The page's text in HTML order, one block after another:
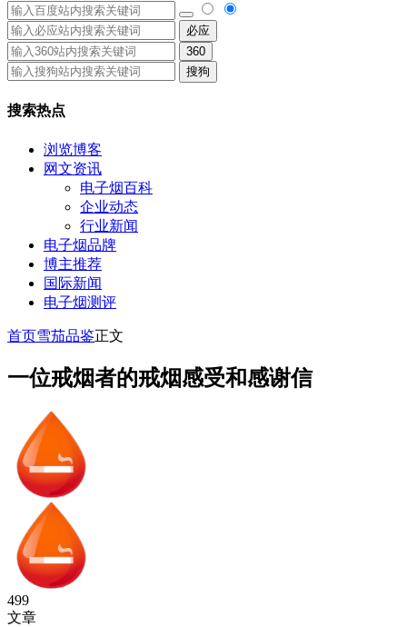
必应
360
搜狗
搜索热点
浏览博客
网文资讯
电子烟百科
企业动态
行业新闻
电子烟品牌
博主推荐
国际新闻
电子烟测评
首页雪茄品鉴正文
一位戒烟者的戒烟感受和感谢信
499
文章